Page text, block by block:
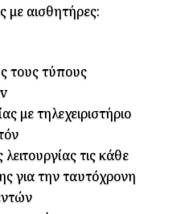
με αισθητήρες:
τους τύπους
με τηλεχειριστήριο
τις κάθε
για την ταυτόχρονη